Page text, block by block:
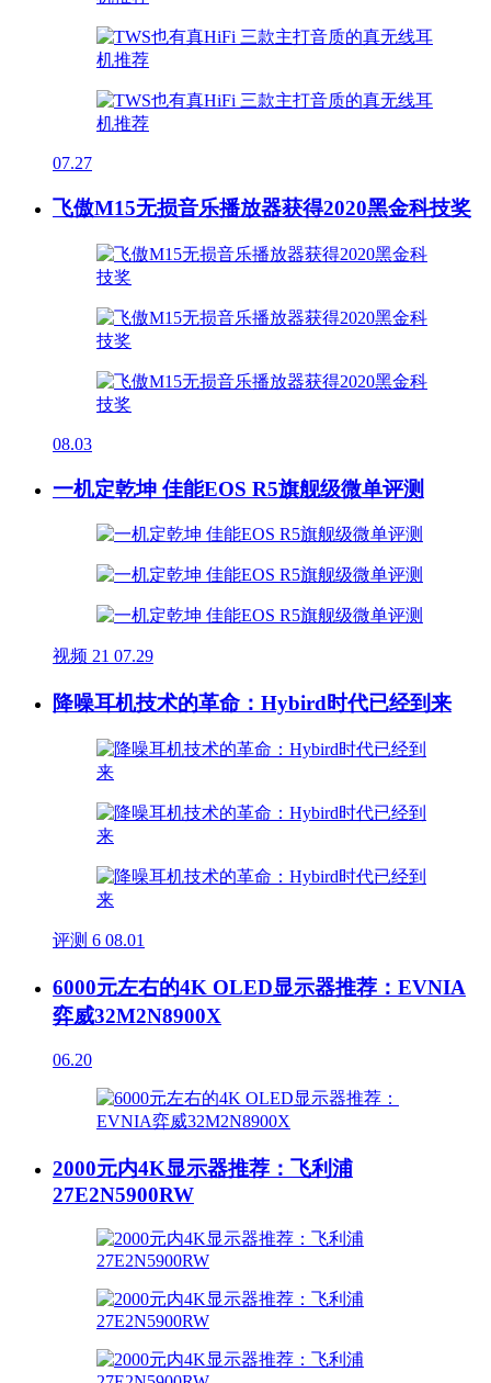
07.27
飞傲M15无损音乐播放器获得2020黑金科技奖
08.03
一机定乾坤 佳能EOS R5旗舰级微单评测
视频 21 07.29
降噪耳机技术的革命：Hybird时代已经到来
评测 6 08.01
6000元左右的4K OLED显示器推荐：EVNIA
弈威32M2N8900X
06.20
2000元内4K显示器推荐：飞利浦
27E2N5900RW